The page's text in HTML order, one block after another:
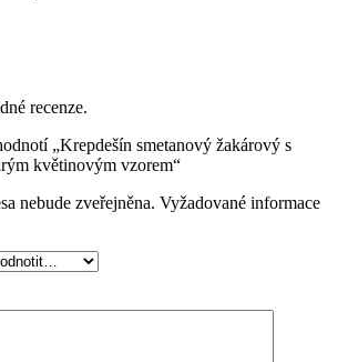
recenze.
„Krepdešín smetanový žakárový s
květinovým vzorem“
nebude zveřejněna. Vyžadované informace